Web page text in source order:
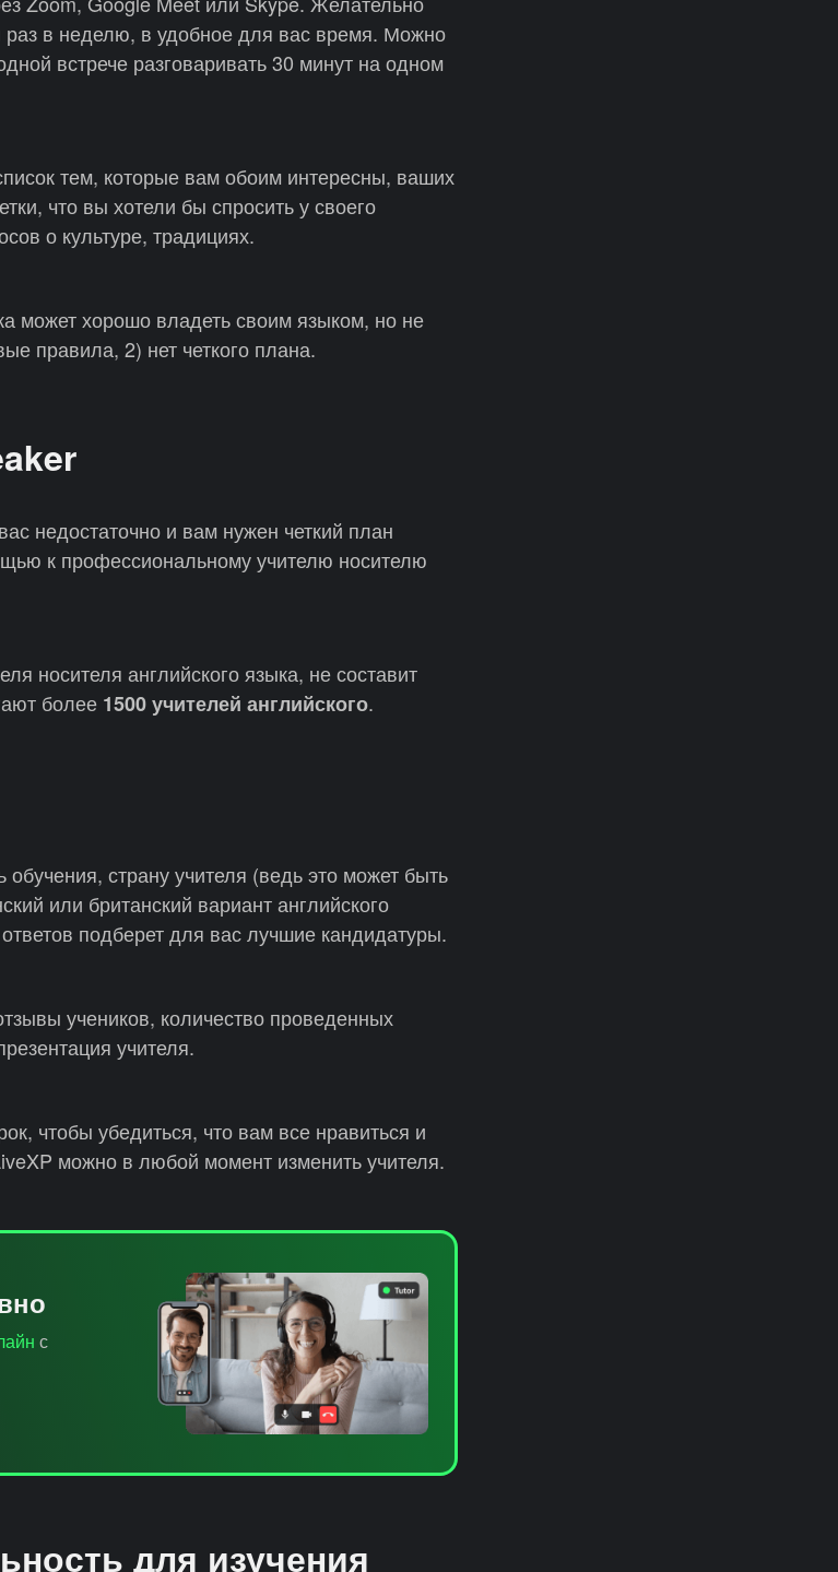
раз в неделю, в удобное для вас время. Можно
встрече разговаривать 30 минут на одном
тем, которые вам обоим интересны, ваших
что вы хотели бы спросить у своего
о культуре, традициях.
может хорошо владеть своим языком, но не
правила, 2) нет четкого плана.
недостаточно и вам нужен четкий план
к профессиональному учителю носителю
носителя английского языка, не составит
более 1500 учителей английского.
страну учителя (ведь это может быть
или британский вариант английского
подберет для вас лучшие кандидатуры.
учеников, количество проведенных
учителя.
чтобы убедиться, что вам все нравиться и
можно в любой момент изменить учителя.
с
для изучения